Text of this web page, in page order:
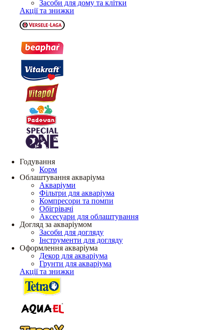
Засоби для дому та клітки
Акції та знижки
Годування
Корм
Облаштування акваріума
Акваріуми
Фільтри для акваріума
Компресори та помпи
Обігрівачі
Аксесуари для облаштування
Догляд за акваріумом
Засоби для догляду
Інструменти для догляду
Оформлення акваріума
Декор для акваріума
Грунти для акваріума
Акції та знижки